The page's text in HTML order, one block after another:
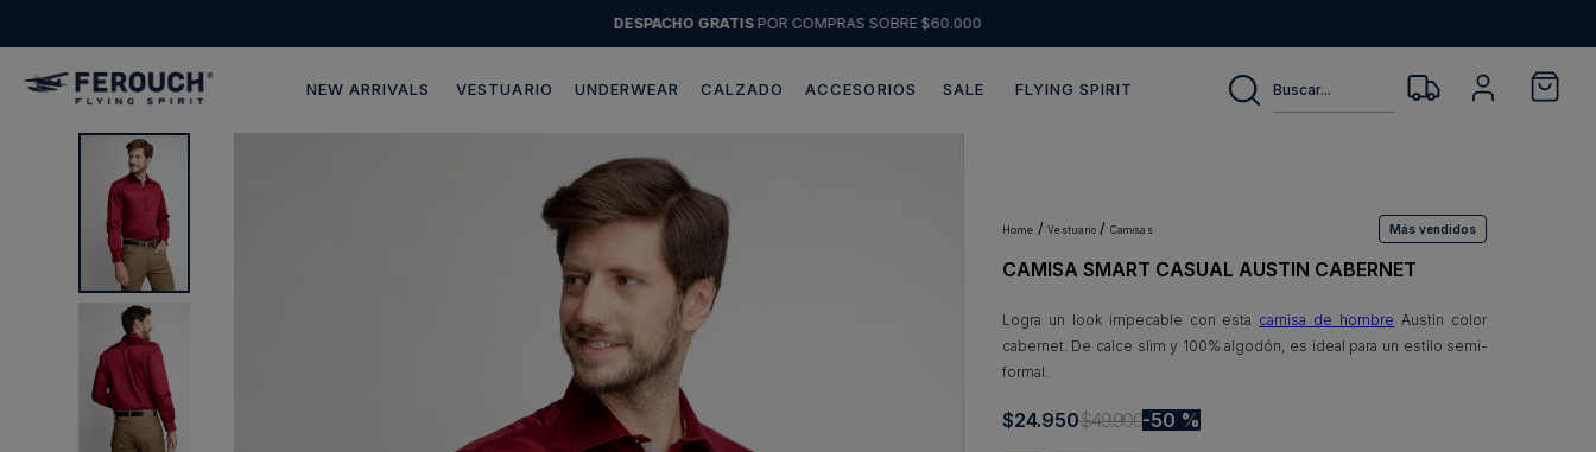
DESPACHO GRATISPOR COMPRAS SOBRE $60.000
NEW ARRIVALS VESTUARIO UNDERWEAR CALZADO ACCESORIOS SALE FLYING SPIRIT
Buscar...
vestuario camisas Más vendidos
CAMISA SMART CASUAL AUSTIN CABERNET
Logra un look impecable con esta camisa de hombre Austin color
cabernet. De calce slim y 100% algodón, es ideal para un estilo semi-
formal.
$24.950$49.900 50 %
7